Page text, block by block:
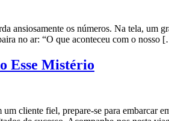
ansiosamente os números. Na tela,
no ar: “O que aconteceu com o nosso
Esse Mistério
cliente fiel, prepare-se para